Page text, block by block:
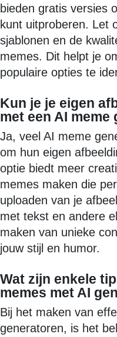
bieden gratis versies
kunt uitproberen. Let
sjablonen en de
memes. Dit helpt je
populaire opties te
Kun je je eigen
met een AI meme
Ja, veel AI meme
om hun eigen
optie biedt meer
memes maken die
uploaden van je
met tekst en andere
maken van unieke
jouw stijl en humor.
Wat zijn enkele
memes met AI
Bij het maken van
generatoren, is het